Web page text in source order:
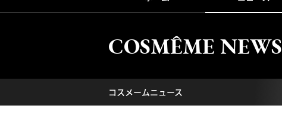
COSMÊME NEWS
コスメームニュース